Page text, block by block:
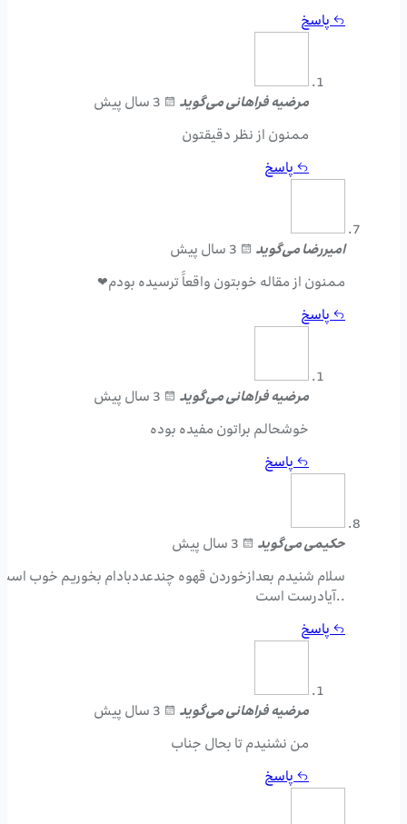
پاسخ
مرضیه فراهانیمی‌گوید
ممنون از نظر دقیقتون
پاسخ
امیررضامی‌گوید
ممنون از مقاله خوبتون واقعاََ ترسیده بودم❤
پاسخ
مرضیه فراهانیمی‌گوید
خوشحالم براتون مفیده بوده
پاسخ
حکیمیمی‌گوید
سلام شنیدم بعدازخوردن قهوه چندعددبادام بخوریم خوب
..آیادرست است
پاسخ
مرضیه فراهانیمی‌گوید
من نشنیدم تا بحال جناب
پاسخ